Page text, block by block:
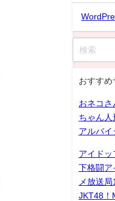
おすすめ
おネコ
ちゃん人
アルバイ
アイド
下格闘
メ放送
JKT48！